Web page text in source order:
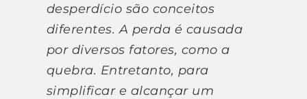
desperdício são conceitos
diferentes. A perda é causada
por diversos fatores, como a
quebra. Entretanto, para
simplificar e alcançar um